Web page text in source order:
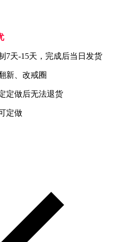
7天-15天，完成后当日发货
新、改戒圈
定做后无法退货
定做